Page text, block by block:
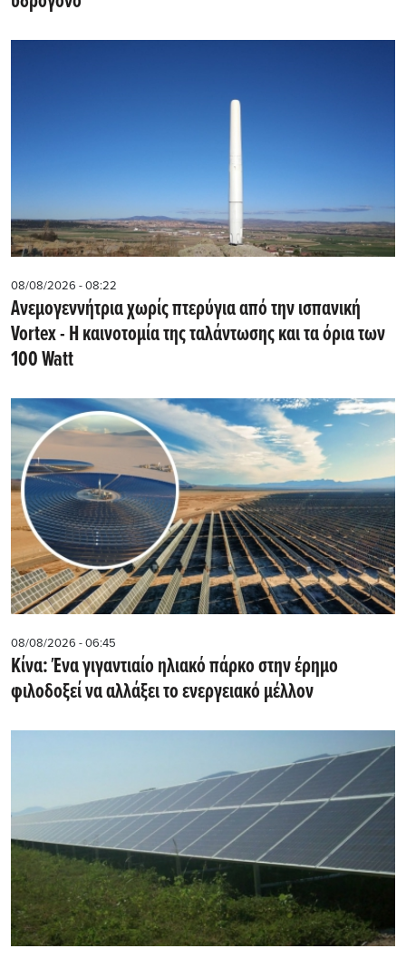
08/08/2026 - 08:22
Ανεμογεννήτρια χωρίς πτερύγια από την ισπανική
Vortex - Η καινοτομία της ταλάντωσης και τα όρια των
100 Watt
08/08/2026 - 06:45
Κίνα: Ένα γιγαντιαίο ηλιακό πάρκο στην έρημο
φιλοδοξεί να αλλάξει το ενεργειακό μέλλον